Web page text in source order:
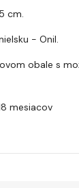
cm.
- Onil.
obale s
mesiacov